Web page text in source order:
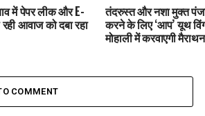
में पेपर लीक और E-
आवाज को दबा रहा
तंदरुस्त और नशा मुक्त
करने के लिए ‘आप’ यूथ
मोहाली में करवाएगी मैराथन
COMMENT